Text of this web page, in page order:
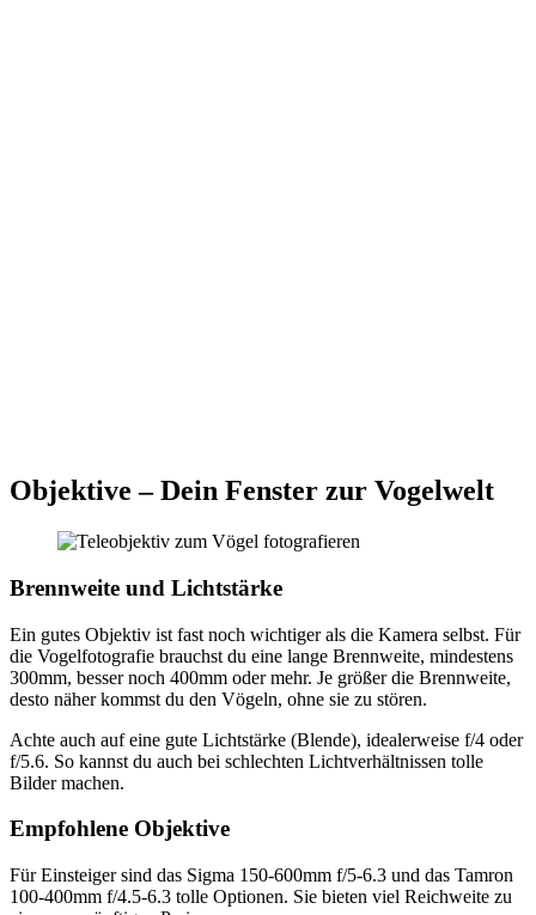
Objektive – Dein Fenster zur Vogelwelt
Brennweite und Lichtstärke
Ein gutes Objektiv ist fast noch wichtiger als die Kamera selbst. Für
die Vogelfotografie brauchst du eine lange Brennweite, mindestens
300mm, besser noch 400mm oder mehr. Je größer die Brennweite,
desto näher kommst du den Vögeln, ohne sie zu stören.
Achte auch auf eine gute Lichtstärke (Blende), idealerweise f/4 oder
f/5.6. So kannst du auch bei schlechten Lichtverhältnissen tolle
Bilder machen.
Empfohlene Objektive
Für Einsteiger sind das Sigma 150-600mm f/5-6.3 und das Tamron
100-400mm f/4.5-6.3 tolle Optionen. Sie bieten viel Reichweite zu